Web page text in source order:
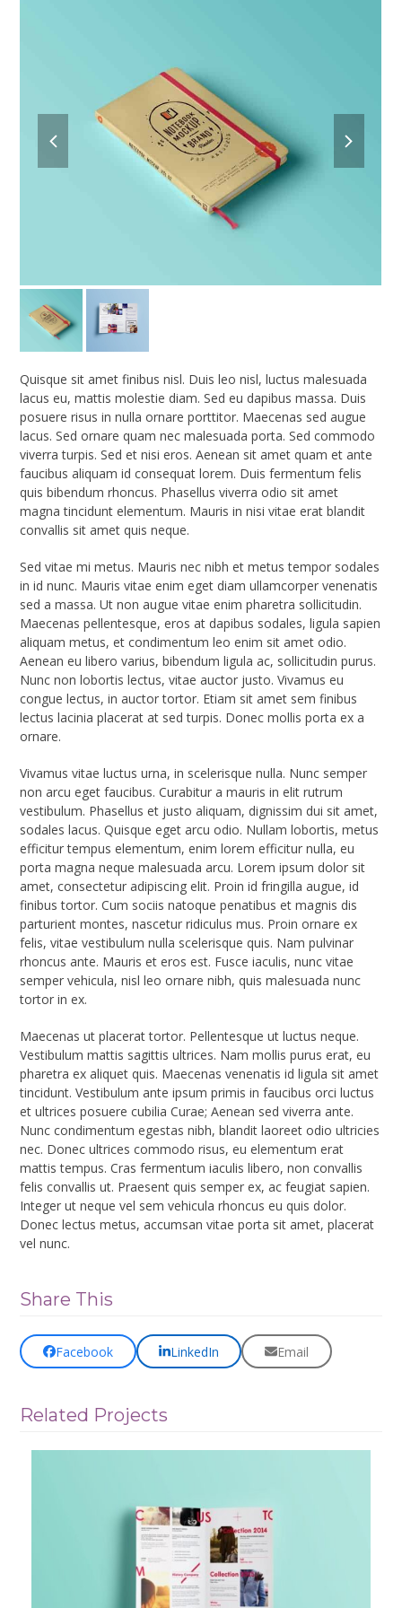
previous
slide
slide
Quisque sit amet finibus nisl. Duis leo nisl, luctus malesuada
lacus eu, mattis molestie diam. Sed eu dapibus massa. Duis
posuere risus in nulla ornare porttitor. Maecenas sed augue
lacus. Sed ornare quam nec malesuada porta. Sed commodo
viverra turpis. Sed et nisi eros. Aenean sit amet quam et ante
faucibus aliquam id consequat lorem. Duis fermentum felis
quis bibendum rhoncus. Phasellus viverra odio sit amet
magna tincidunt elementum. Mauris in nisi vitae erat blandit
convallis sit amet quis neque.
Sed vitae mi metus. Mauris nec nibh et metus tempor sodales
in id nunc. Mauris vitae enim eget diam ullamcorper venenatis
sed a massa. Ut non augue vitae enim pharetra sollicitudin.
Maecenas pellentesque, eros at dapibus sodales, ligula sapien
aliquam metus, et condimentum leo enim sit amet odio.
Aenean eu libero varius, bibendum ligula ac, sollicitudin purus.
Nunc non lobortis lectus, vitae auctor justo. Vivamus eu
congue lectus, in auctor tortor. Etiam sit amet sem finibus
lectus lacinia placerat at sed turpis. Donec mollis porta ex a
ornare.
Vivamus vitae luctus urna, in scelerisque nulla. Nunc semper
non arcu eget faucibus. Curabitur a mauris in elit rutrum
vestibulum. Phasellus et justo aliquam, dignissim dui sit amet,
sodales lacus. Quisque eget arcu odio. Nullam lobortis, metus
efficitur tempus elementum, enim lorem efficitur nulla, eu
porta magna neque malesuada arcu. Lorem ipsum dolor sit
amet, consectetur adipiscing elit. Proin id fringilla augue, id
finibus tortor. Cum sociis natoque penatibus et magnis dis
parturient montes, nascetur ridiculus mus. Proin ornare ex
felis, vitae vestibulum nulla scelerisque quis. Nam pulvinar
rhoncus ante. Mauris et eros est. Fusce iaculis, nunc vitae
semper vehicula, nisl leo ornare nibh, quis malesuada nunc
tortor in ex.
Maecenas ut placerat tortor. Pellentesque ut luctus neque.
Vestibulum mattis sagittis ultrices. Nam mollis purus erat, eu
pharetra ex aliquet quis. Maecenas venenatis id ligula sit amet
tincidunt. Vestibulum ante ipsum primis in faucibus orci luctus
et ultrices posuere cubilia Curae; Aenean sed viverra ante.
Nunc condimentum egestas nibh, blandit laoreet odio ultricies
nec. Donec ultrices commodo risus, eu elementum erat
mattis tempus. Cras fermentum iaculis libero, non convallis
felis convallis ut. Praesent quis semper ex, ac feugiat sapien.
Integer ut neque vel sem vehicula rhoncus eu quis dolor.
Donec lectus metus, accumsan vitae porta sit amet, placerat
vel nunc.
Share This
Facebook LinkedIn Email
Related Projects